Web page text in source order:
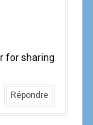
for sharing
Répondre